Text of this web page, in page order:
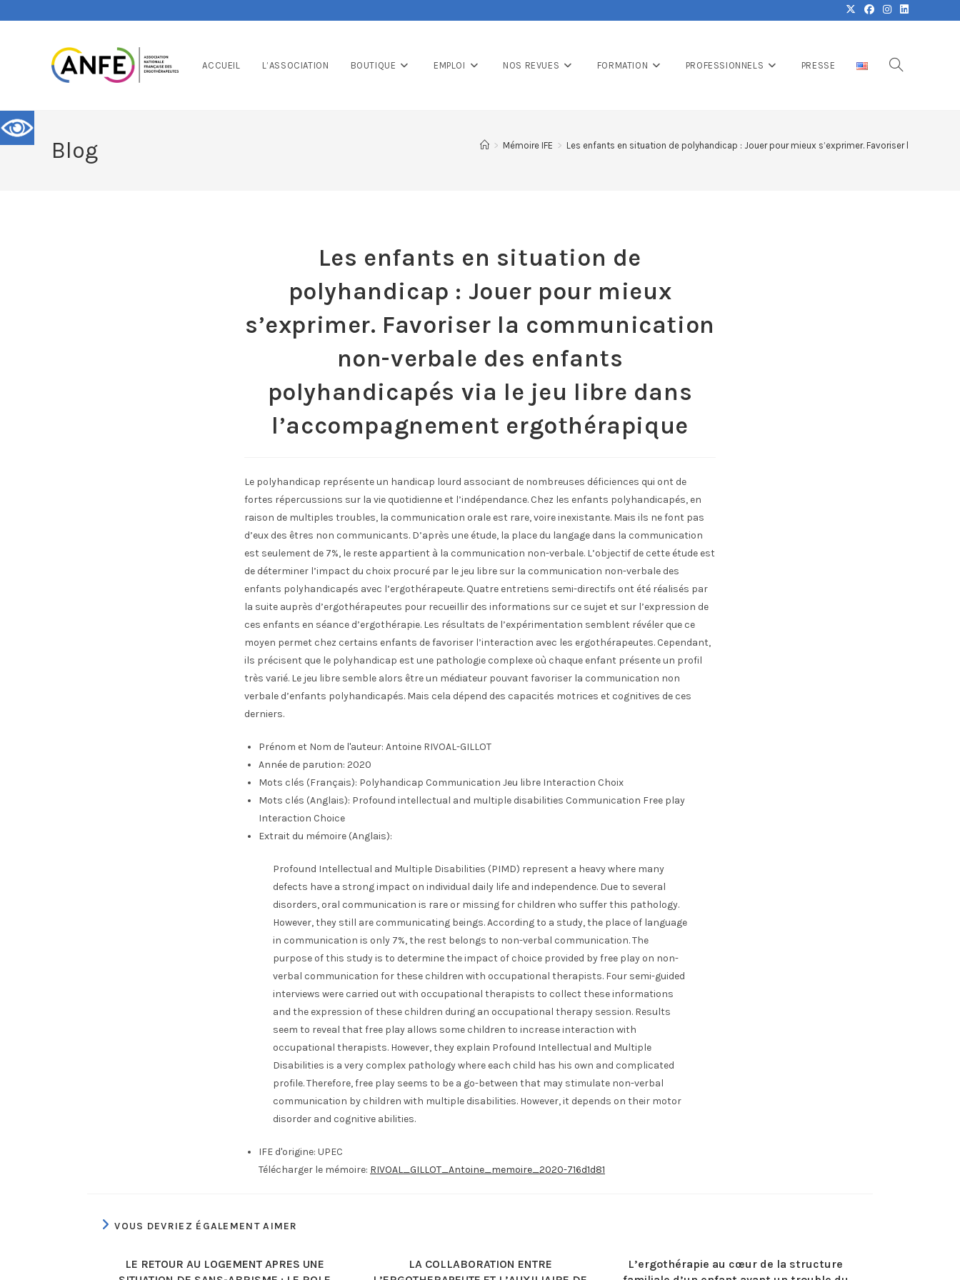
ACCUEIL L’ASSOCIATION BOUTIQUE EMPLOI NOS REVUES FORMATION PROFESSIONNELS PRESSE
Blog > Mémoire IFE > Les enfants en situation de polyhandicap : Jouer pour mieux s’exprimer. Favoriser la
Les enfants en situation de
polyhandicap : Jouer pour mieux
s’exprimer. Favoriser la communication
non-verbale des enfants
polyhandicapés via le jeu libre dans
l’accompagnement ergothérapique
Le polyhandicap représente un handicap lourd associant de nombreuses déficiences qui ont de
fortes répercussions sur la vie quotidienne et l’indépendance. Chez les enfants polyhandicapés, en
raison de multiples troubles, la communication orale est rare, voire inexistante. Mais ils ne font pas
d’eux des êtres non communicants. D’après une étude, la place du langage dans la communication
est seulement de 7%, le reste appartient à la communication non-verbale. L’objectif de cette étude est
de déterminer l’impact du choix procuré par le jeu libre sur la communication non-verbale des
enfants polyhandicapés avec l’ergothérapeute. Quatre entretiens semi-directifs ont été réalisés par
la suite auprès d’ergothérapeutes pour recueillir des informations sur ce sujet et sur l’expression de
ces enfants en séance d’ergothérapie. Les résultats de l’expérimentation semblent révéler que ce
moyen permet chez certains enfants de favoriser l’interaction avec les ergothérapeutes. Cependant,
ils précisent que le polyhandicap est une pathologie complexe où chaque enfant présente un profil
très varié. Le jeu libre semble alors être un médiateur pouvant favoriser la communication non
verbale d’enfants polyhandicapés. Mais cela dépend des capacités motrices et cognitives de ces
derniers.
Prénom et Nom de l'auteur: Antoine RIVOAL-GILLOT
Année de parution: 2020
Mots clés (Français): Polyhandicap Communication Jeu libre Interaction Choix
Mots clés (Anglais): Profound intellectual and multiple disabilities Communication Free play
Interaction Choice
Extrait du mémoire (Anglais):
Profound Intellectual and Multiple Disabilities (PIMD) represent a heavy where many
defects have a strong impact on individual daily life and independence. Due to several
disorders, oral communication is rare or missing for children who suffer this pathology.
However, they still are communicating beings. According to a study, the place of language
in communication is only 7%, the rest belongs to non-verbal communication. The
purpose of this study is to determine the impact of choice provided by free play on non-
verbal communication for these children with occupational therapists. Four semi-guided
interviews were carried out with occupational therapists to collect these informations
and the expression of these children during an occupational therapy session. Results
seem to reveal that free play allows some children to increase interaction with
occupational therapists. However, they explain Profound Intellectual and Multiple
Disabilities is a very complex pathology where each child has his own and complicated
profile. Therefore, free play seems to be a go-between that may stimulate non-verbal
communication by children with multiple disabilities. However, it depends on their motor
disorder and cognitive abilities.
IFE d'origine: UPEC
Télécharger le mémoire: RIVOAL_GILLOT_Antoine_memoire_2020-716d1d81
VOUS DEVRIEZ ÉGALEMENT AIMER
LE RETOUR AU LOGEMENT APRES UNE
LA COLLABORATION ENTRE
L’ergothérapie au cœur de la structure